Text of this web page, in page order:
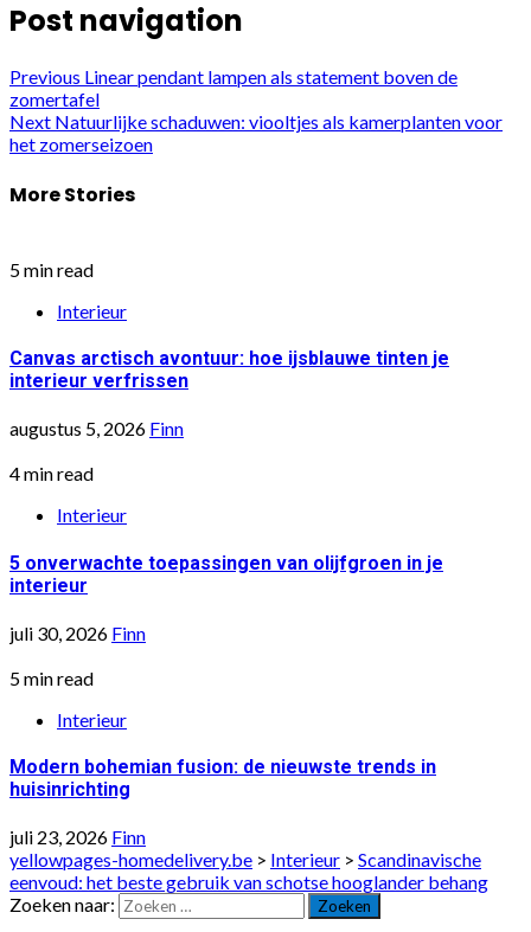
Post navigation
Previous Linear pendant lampen als statement boven de
zomertafel
Next Natuurlijke schaduwen: viooltjes als kamerplanten voor
het zomerseizoen
More Stories
5 min read
Interieur
Canvas arctisch avontuur: hoe ijsblauwe tinten je
interieur verfrissen
augustus 5, 2026 Finn
4 min read
Interieur
5 onverwachte toepassingen van olijfgroen in je
interieur
juli 30, 2026 Finn
5 min read
Interieur
Modern bohemian fusion: de nieuwste trends in
huisinrichting
juli 23, 2026 Finn
yellowpages-homedelivery.be > Interieur > Scandinavische
eenvoud: het beste gebruik van schotse hooglander behang
Zoeken naar: